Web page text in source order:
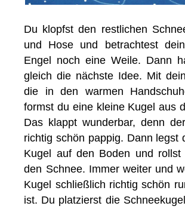
Du klopfst den restlichen
und Hose und betrachtest
Engel noch eine Weile. Dann
gleich die nächste Idee. Mit
die in den warmen
formst du eine kleine Kugel aus
Das klappt wunderbar, denn
richtig schön pappig. Dann legst
Kugel auf den Boden und rollst
den Schnee. Immer weiter und
Kugel schließlich richtig schön
ist. Du platzierst die